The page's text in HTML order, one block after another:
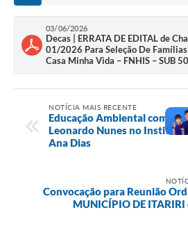
03/06/2026
Decas | ERRATA DE EDITAL de
01/2026 Para Seleção De
Casa Minha Vida – FNHIS – SUB
NOTÍCIA MAIS RECENTE
Educação Ambiental com
Leonardo Nunes no Instituto
Ana Dias
Convocação para Reunião
MUNICÍPIO DE